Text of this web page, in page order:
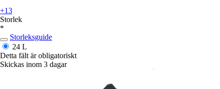
+13
Storlek
*
Storleksguide
24 L
Detta fält är obligatoriskt
Skickas inom 3 dagar